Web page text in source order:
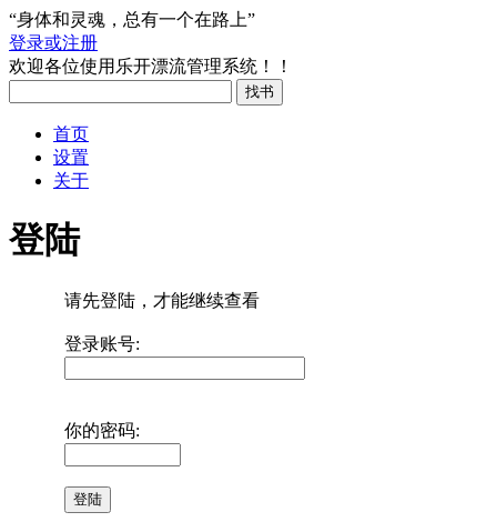
“身体和灵魂，总有一个在路上”
登录或注册
欢迎各位使用乐开漂流管理系统！！
首页
设置
关于
登陆
请先登陆，才能继续查看
登录账号:
你的密码: